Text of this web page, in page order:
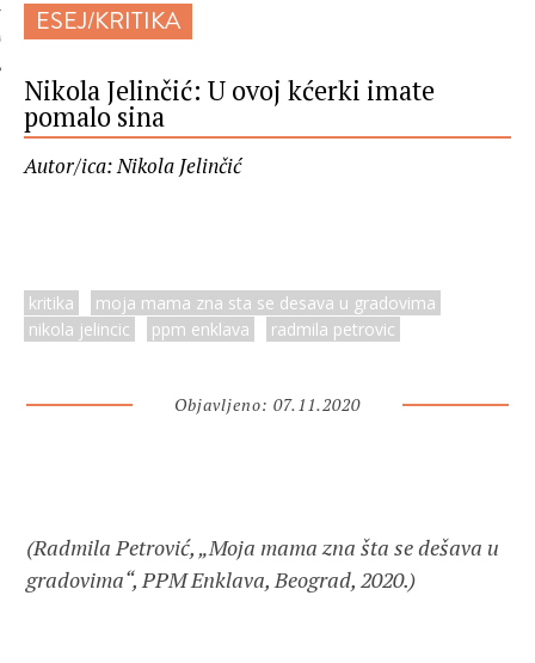
ESEJ/KRITIKA
Nikola Jelinčić: U ovoj kćerki imate
pomalo sina
Autor/ica: Nikola Jelinčić
kritika
moja mama zna sta se desava u gradovima
nikola jelincic
ppm enklava radmila petrovic
Objavljeno: 07.11.2020
(Radmila Petrović, „Moja mama zna šta se dešava u
gradovima“, PPM Enklava, Beograd, 2020.)